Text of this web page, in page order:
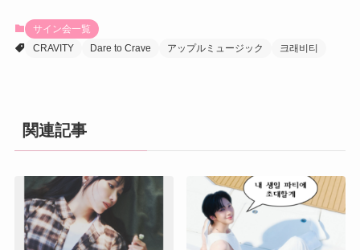
サイン会一覧
CRAVITY
Dare to Crave アップルミュージック 크래비티
関連記事